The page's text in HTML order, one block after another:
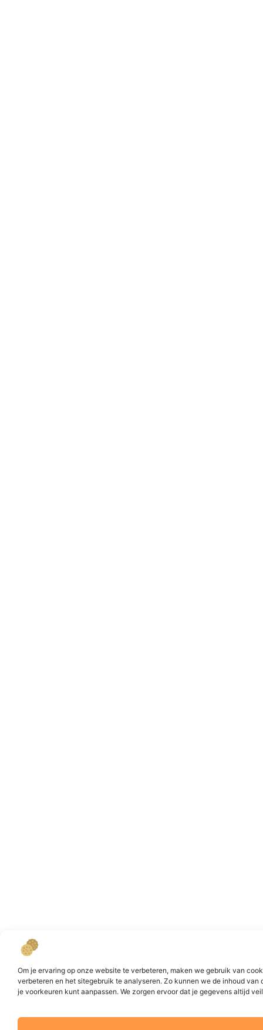
Om je ervaring op onze website te verbeteren, maken we gebruik van
verbeteren en het sitegebruik te analyseren. Zo kunnen we de inhoud
je voorkeuren kunt aanpassen. We zorgen ervoor dat je gegevens altijd